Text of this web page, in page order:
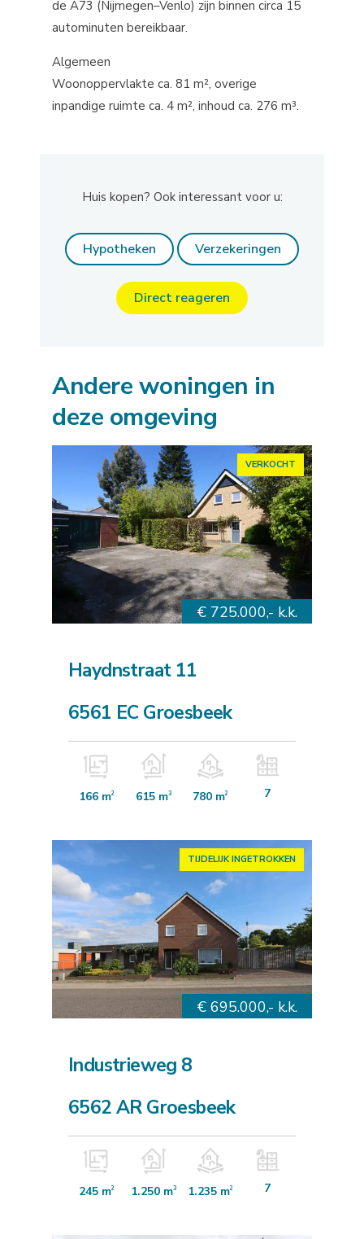
de A73 (Nijmegen–Venlo) zijn binnen circa 15
autominuten bereikbaar.
Algemeen
Woonoppervlakte ca. 81 m², overige
inpandige ruimte ca. 4 m², inhoud ca. 276 m³.
Huis kopen? Ook interessant voor u:
Hypotheken Verzekeringen
Direct reageren
Andere woningen in
deze omgeving
VERKOCHT
€ 725.000,- k.k.
Haydnstraat 11
6561 EC Groesbeek
166 m2 615 m3 780 m2 7
TIJDELIJK INGETROKKEN
€ 695.000,- k.k.
Industrieweg 8
6562 AR Groesbeek
245 m2 1.250 m3 1.235 m2 7